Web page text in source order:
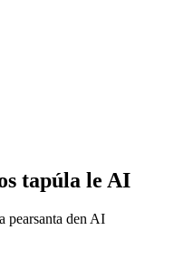
tapúla le AI
pearsanta den AI